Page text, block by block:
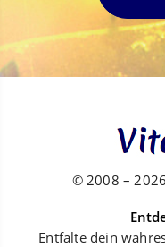
© 2008 – 2026
Entfalte dein